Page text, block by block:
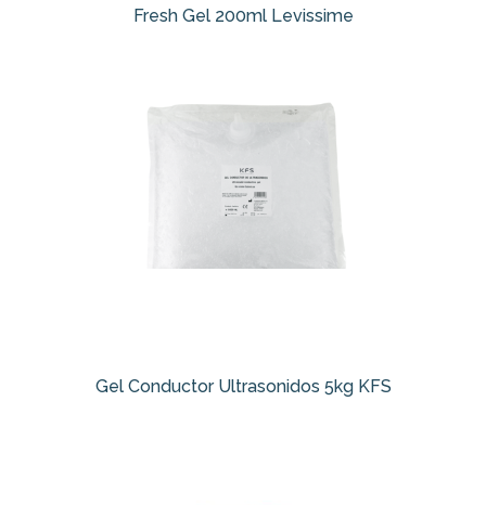
Fresh Gel 200ml Levissime
Gel Conductor Ultrasonidos 5kg KFS